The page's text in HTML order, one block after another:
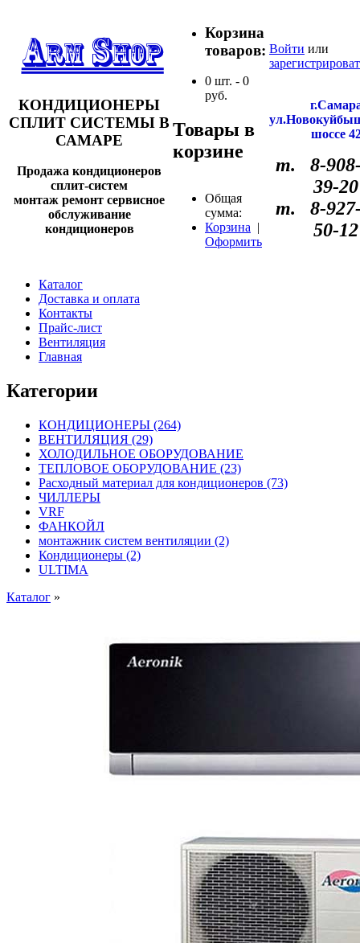
КОНДИЦИОНЕРЫ
СПЛИТ СИСТЕМЫ В
САМАРЕ
Продажа кондиционеров
сплит-систем
монтаж ремонт сервисное
обслуживание
кондиционеров
Корзина
товаров:
0 шт. - 0
руб.
Товары в
корзине
Общая
сумма:
Корзина |
Оформить
Войти или
шоссе
т. 8-
39-20
т. 8-
50-12
Каталог
Доставка и оплата
Контакты
Прайс-лист
Вентиляция
Главная
Категории
КОНДИЦИОНЕРЫ (264)
ВЕНТИЛЯЦИЯ (29)
ХОЛОДИЛЬНОЕ ОБОРУДОВАНИЕ
ТЕПЛОВОЕ ОБОРУДОВАНИЕ (23)
Расходный материал для кондиционеров (73)
ЧИЛЛЕРЫ
VRF
ФАНКОЙЛ
монтажник систем вентиляции (2)
Кондиционеры (2)
ULTIMA
Каталог »